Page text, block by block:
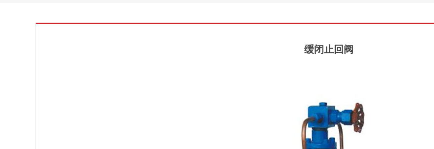
缓闭止回阀